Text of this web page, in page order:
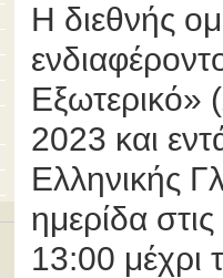
Η διεθνής
2023 και
Ελληνικής
ημερίδα
13:00 μέχρι